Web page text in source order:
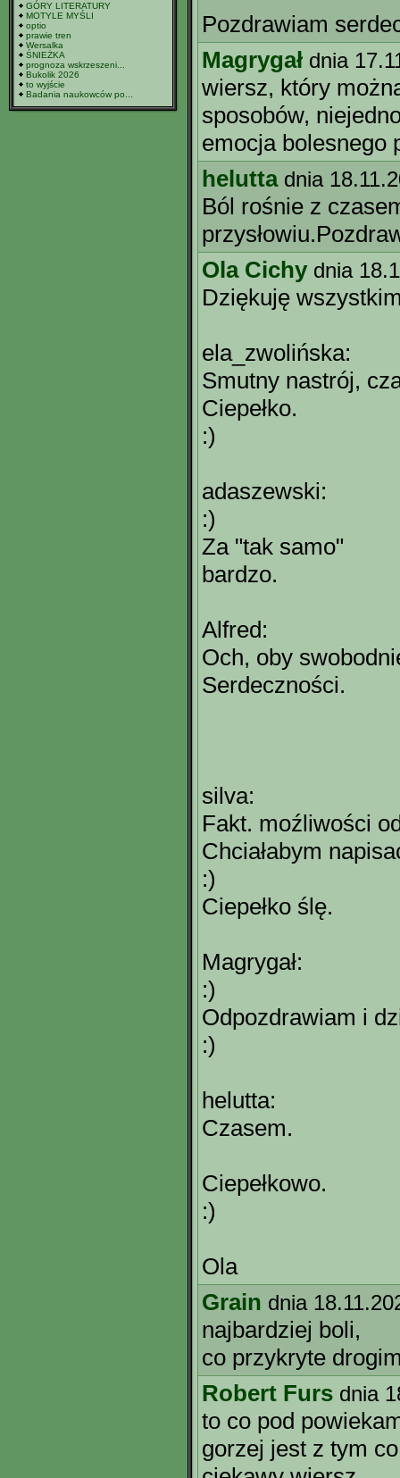
GÓRY LITERATURY
MOTYLE MYŚLI
optio
prawie tren
Wersalka
ŚNIEŻKA
prognoza wskrzeszeni...
Bukolik 2026
to wyjście
Badania naukowców po...
Pozdrawiam
Magrygał dnia
wiersz, który
sposobów,
emocja bolesnego
helutta dnia
Ból rośnie z
Ola Cichy dnia
Dziękuję
ela_zwolińska:
Smutny nastrój,
Ciepełko.
:)
adaszewski:
:)
Za "tak samo"
bardzo.
Alfred:
Och, oby
Serdeczności.
silva:
Fakt. moźliwości
Chciałabym
:)
Ciepełko ślę.
Magrygał:
:)
Odpozdrawiam i
:)
helutta:
Czasem.
Ciepełkowo.
:)
Ola
Grain dnia
najbardziej boli,
co przykryte
Robert Furs dnia
to co pod
gorzej jest z tym